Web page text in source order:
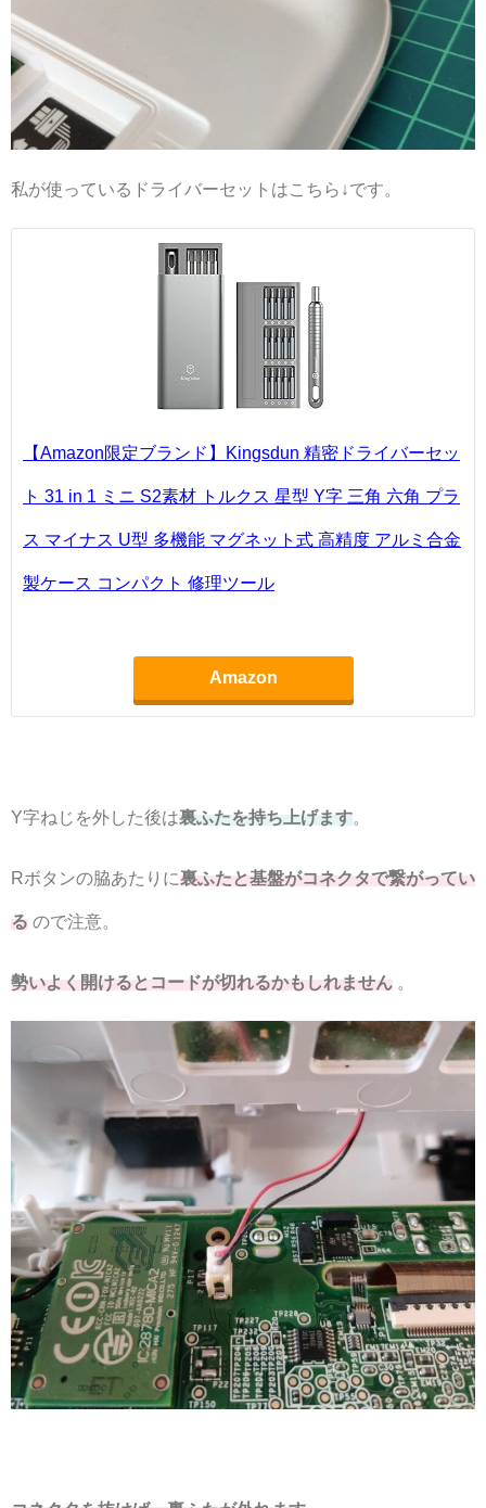
私が使っているドライバーセットはこちら↓です。
【Amazon限定ブランド】Kingsdun 精密ドライバーセッ
ト 31 in 1 ミニ S2素材 トルクス 星型 Y字 三角 六角 プラ
ス マイナス U型 多機能 マグネット式 高精度 アルミ合金
製ケース コンパクト 修理ツール
Amazon
Y字ねじを外した後は裏ふたを持ち上げます。
Rボタンの脇あたりに裏ふたと基盤がコネクタで繋がってい
る ので注意。
勢いよく開けるとコードが切れるかもしれません 。